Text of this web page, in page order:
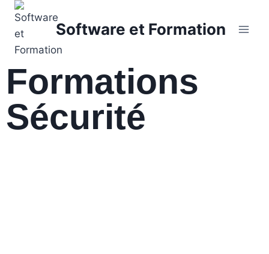
Software et Formation
Formations
Sécurité